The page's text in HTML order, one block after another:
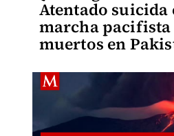
Atentado
marcha pacifista
muertos en